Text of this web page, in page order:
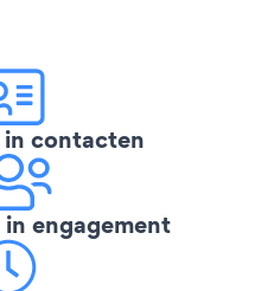
in contacten
in engagement